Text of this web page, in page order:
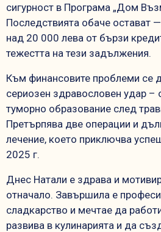
сигурност в Програма „Дом
Последствията обаче остават
над 20 000 лева от бързи
тежестта на тези задължения.
Към финансовите проблеми се
сериозен здравословен удар –
туморно образование след
Претърпява две операции и
лечение, което приключва
2025 г.
Днес Натали е здрава и
отначало. Завършила е
сладкарство и мечтае да
развива в кулинарията и да